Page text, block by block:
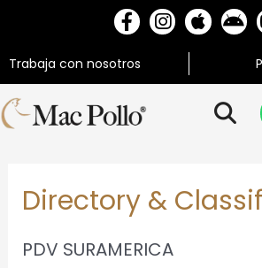
Trabaja con nosotros
Directory &
PDV SURAMERICA